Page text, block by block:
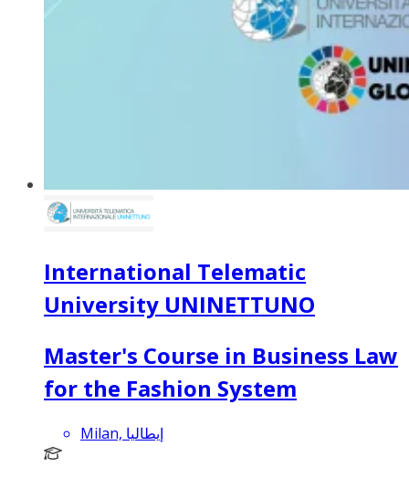
International Telematic
University UNINETTUNO
Master's Course in Business Law
for the Fashion System
Milan, إيطاليا